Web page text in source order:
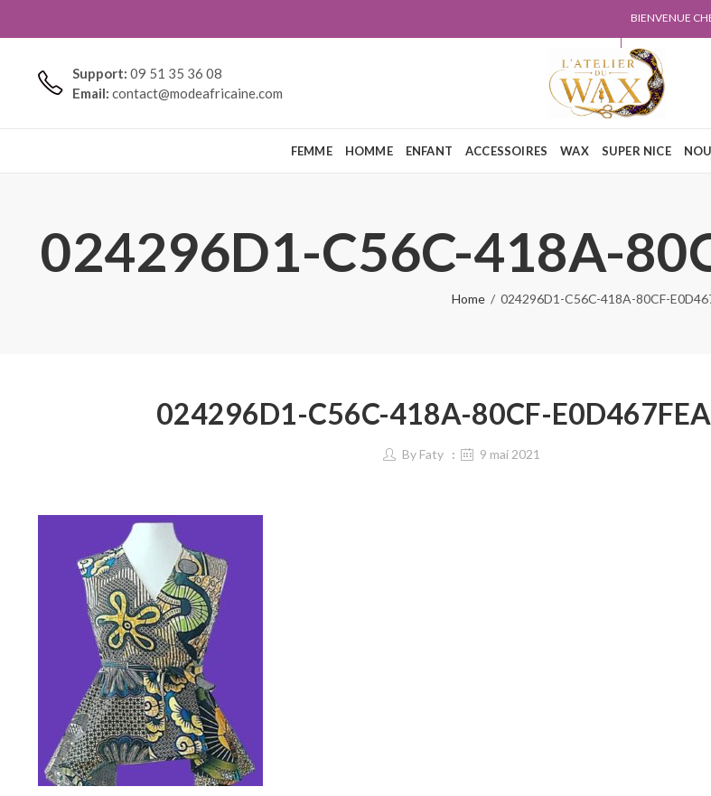
BIENVENUE
L'ATELIER DU
Support: 09 51 35 36 08
Email: contact@modeafricaine.com
FEMME HOMME ENFANT ACCESSOIRES WAX SUPER NICE
024296D1-C56C-418A-
Home 024296D1-C56C-418A-80CF-
024296D1-C56C-418A-80CF-
By Faty 9 mai 2021